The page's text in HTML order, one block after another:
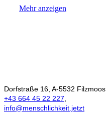
Mehr anzeigen
Dorfstraße 16, A-5532 Filzmoos
+43 664 45 22 227
info@menschlichkeit.jetzt